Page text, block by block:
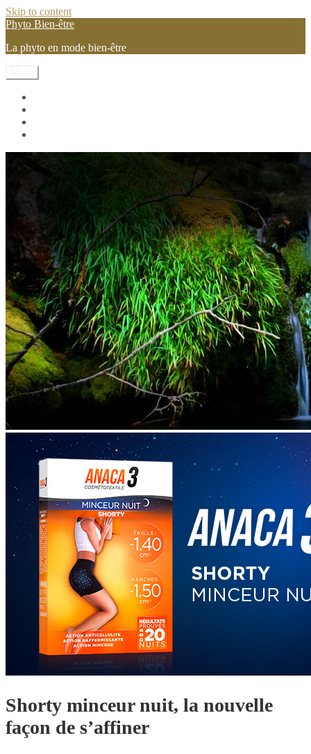
Skip to content
Phyto Bien-être
La phyto en mode bien-être
Shorty minceur nuit, la nouvelle
façon de s’affiner